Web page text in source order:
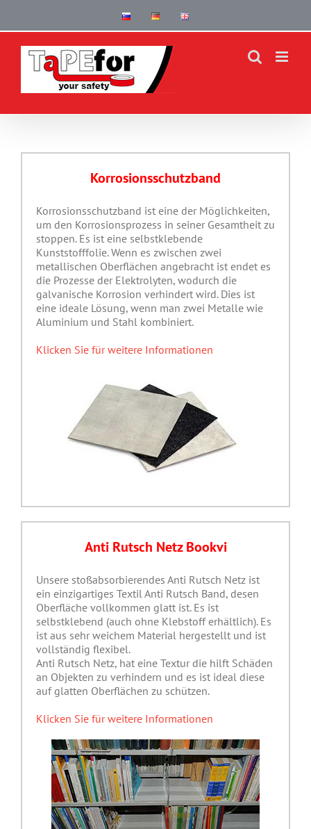
content
Korrosionsschutzband
Korrosionsschutzband ist eine der Möglichkeiten,
um den Korrosionsprozess in seiner Gesamtheit zu
stoppen. Es ist eine selbstklebende
Kunststofffolie. Wenn es zwischen zwei
metallischen Oberflächen angebracht ist endet es
die Prozesse der Elektrolyten, wodurch die
galvanische Korrosion verhindert wird. Dies ist
eine ideale Lösung, wenn man zwei Metalle wie
Aluminium und Stahl kombiniert.
Klicken Sie für weitere Informationen
Anti Rutsch Netz Bookvi
Unsere stoßabsorbierendes Anti Rutsch Netz ist
ein einzigartiges Textil Anti Rutsch Band, desen
Oberfläche vollkommen glatt ist. Es ist
selbstklebend (auch ohne Klebstoff erhältlich). Es
ist aus sehr weichem Material hergestellt und ist
vollständig flexibel.
Anti Rutsch Netz, hat eine Textur die hilft Schäden
an Objekten zu verhindern und es ist ideal diese
auf glatten Oberflächen zu schützen.
Klicken Sie für weitere Informationen